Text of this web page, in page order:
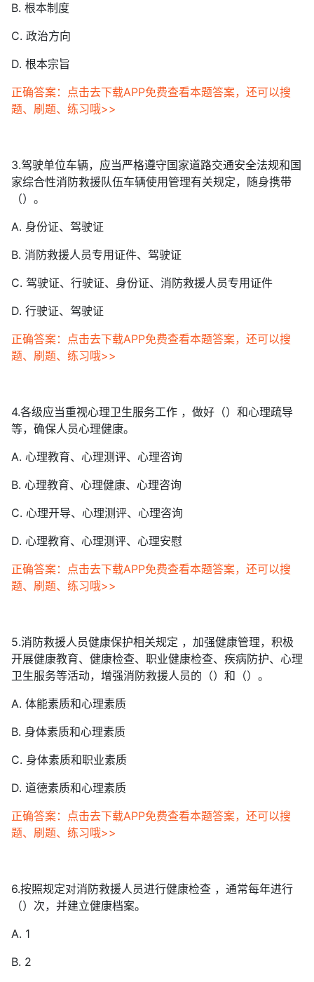
B. 根本制度
C. 政治方向
D. 根本宗旨
正确答案：点击去下载APP免费查看本题答案，还可以搜
题、刷题、练习哦>>
3.驾驶单位车辆，应当严格遵守国家道路交通安全法规和国
家综合性消防救援队伍车辆使用管理有关规定，随身携带
（）。
A. 身份证、驾驶证
B. 消防救援人员专用证件、驾驶证
C. 驾驶证、行驶证、身份证、消防救援人员专用证件
D. 行驶证、驾驶证
正确答案：点击去下载APP免费查看本题答案，还可以搜
题、刷题、练习哦>>
4.各级应当重视心理卫生服务工作 ，做好（）和心理疏导
等，确保人员心理健康。
A. 心理教育、心理测评、心理咨询
B. 心理教育、心理健康、心理咨询
C. 心理开导、心理测评、心理咨询
D. 心理教育、心理测评、心理安慰
正确答案：点击去下载APP免费查看本题答案，还可以搜
题、刷题、练习哦>>
5.消防救援人员健康保护相关规定 ，加强健康管理，积极
开展健康教育、健康检查、职业健康检查、疾病防护、心理
卫生服务等活动，增强消防救援人员的（）和（）。
A. 体能素质和心理素质
B. 身体素质和心理素质
C. 身体素质和职业素质
D. 道德素质和心理素质
正确答案：点击去下载APP免费查看本题答案，还可以搜
题、刷题、练习哦>>
6.按照规定对消防救援人员进行健康检查 ，通常每年进行
（）次，并建立健康档案。
A. 1
B. 2